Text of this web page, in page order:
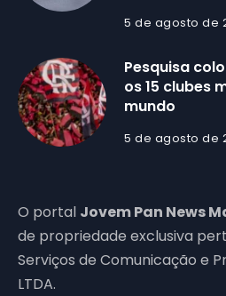
5 de agosto de
Pesquisa
os 15 clubes
mundo
5 de agosto de
O portal Jovem Pan News
de propriedade exclusiva
Serviços de Comunicação e
LTDA.